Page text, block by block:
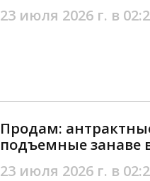
23 июля 2026 г. в
Продам:
подъемные занаве
23 июля 2026 г. в